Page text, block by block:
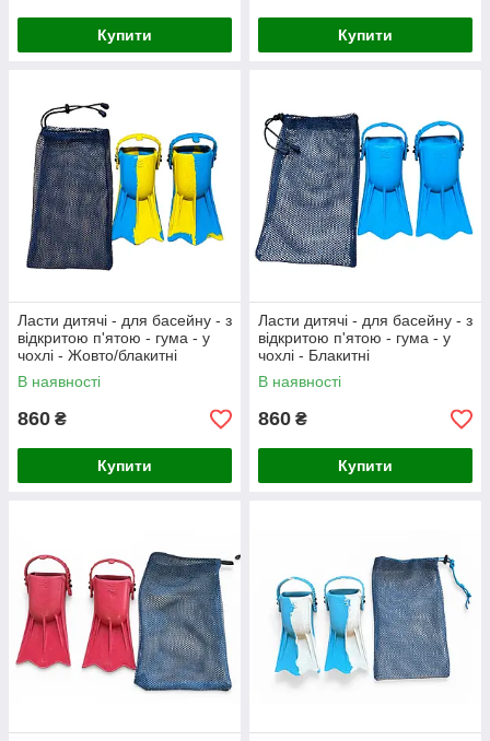
Купити Купити
Ласти дитячі - для басейну - з
відкритою п'ятою - гума - у
чохлі - Жовто/блакитні
В наявності
860 ₴
Купити
Ласти дитячі - для басейну - з
відкритою п'ятою - гума - у
чохлі - Блакитні
В наявності
860 ₴
Купити